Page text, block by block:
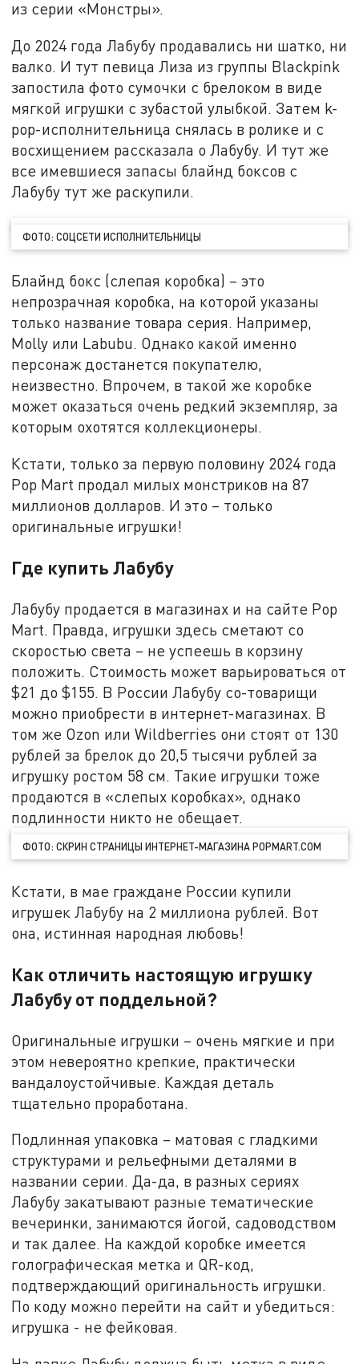
из серии «Монстры».
До 2024 года Лабубу продавались ни шатко, ни
валко. И тут певица Лиза из группы Blackpink
запостила фото сумочки с брелоком в виде
мягкой игрушки с зубастой улыбкой. Затем k-
pop-исполнительница снялась в ролике и с
восхищением рассказала о Лабубу. И тут же
все имевшиеся запасы блайнд боксов с
Лабубу тут же раскупили.
ФОТО: СОЦСЕТИ ИСПОЛНИТЕЛЬНИЦЫ
Блайнд бокс (слепая коробка) – это
непрозрачная коробка, на которой указаны
только название товара серия. Например,
Molly или Labubu. Однако какой именно
персонаж достанется покупателю,
неизвестно. Впрочем, в такой же коробке
может оказаться очень редкий экземпляр, за
которым охотятся коллекционеры.
Кстати, только за первую половину 2024 года
Pop Mart продал милых монстриков на 87
миллионов долларов. И это – только
оригинальные игрушки!
Где купить Лабубу
Лабубу продается в магазинах и на сайте Pop
Mart. Правда, игрушки здесь сметают со
скоростью света – не успеешь в корзину
положить. Стоимость может варьироваться от
$21 до $155. В России Лабубу со-товарищи
можно приобрести в интернет-магазинах. В
том же Ozon или Wildberries они стоят от 130
рублей за брелок до 20,5 тысячи рублей за
игрушку ростом 58 см. Такие игрушки тоже
продаются в «слепых коробках», однако
подлинности никто не обещает.
ФОТО: СКРИН СТРАНИЦЫ ИНТЕРНЕТ-МАГАЗИНА POPMART.COM
Кстати, в мае граждане России купили
игрушек Лабубу на 2 миллиона рублей. Вот
она, истинная народная любовь!
Как отличить настоящую игрушку
Лабубу от поддельной?
Оригинальные игрушки – очень мягкие и при
этом невероятно крепкие, практически
вандалоустойчивые. Каждая деталь
тщательно проработана.
Подлинная упаковка – матовая с гладкими
структурами и рельефными деталями в
названии серии. Да-да, в разных сериях
Лабубу закатывают разные тематические
вечеринки, занимаются йогой, садоводством
и так далее. На каждой коробке имеется
голографическая метка и QR-код,
подтверждающий оригинальность игрушки.
По коду можно перейти на сайт и убедиться:
игрушка - не фейковая.